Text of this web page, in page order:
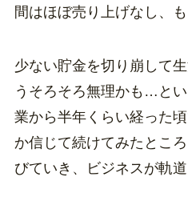
間はほぼ売り上げなし、
少ない貯金を切り崩して
うそろそろ無理かも…と
業から半年くらい経った
か信じて続けてみたとこ
びていき、ビジネスが軌